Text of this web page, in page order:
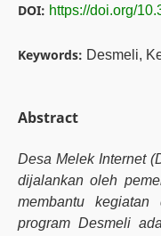
DOI: https://doi.org/
Keywords: Desmeli,
Abstract
Desa Melek Internet
dijalankan oleh
membantu
program Desmeli